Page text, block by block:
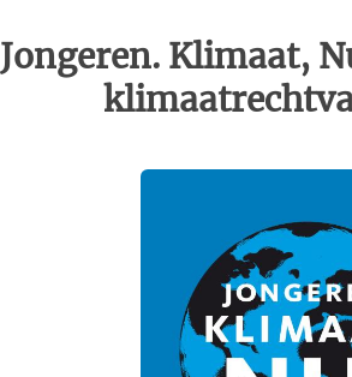
Jongeren. Klimaat,